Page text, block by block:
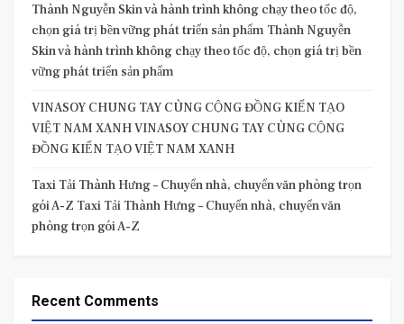
Thành Nguyễn Skin và hành trình không chạy theo tốc độ,
chọn giá trị bền vững phát triển sản phẩm Thành Nguyễn
Skin và hành trình không chạy theo tốc độ, chọn giá trị bền
vững phát triển sản phẩm
VINASOY CHUNG TAY CÙNG CỘNG ĐỒNG KIẾN TẠO
VIỆT NAM XANH VINASOY CHUNG TAY CÙNG CỘNG
ĐỒNG KIẾN TẠO VIỆT NAM XANH
Taxi Tải Thành Hưng – Chuyển nhà, chuyển văn phòng trọn
gói A-Z Taxi Tải Thành Hưng – Chuyển nhà, chuyển văn
phòng trọn gói A-Z
Recent Comments